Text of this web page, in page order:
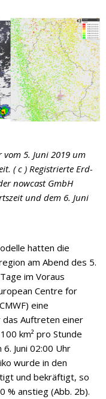
5. Juni 2019 um
( c ) Registrierte Erd-
nowcast GmbH
und dem 6. Juni
hatten die
am Abend des 5.
im Voraus
Centre for
eine
das Auftreten einer
km² pro Stunde
Juni 02:00 Uhr
wurde in den
und bekräftigt, so
% anstieg (Abb. 2b).